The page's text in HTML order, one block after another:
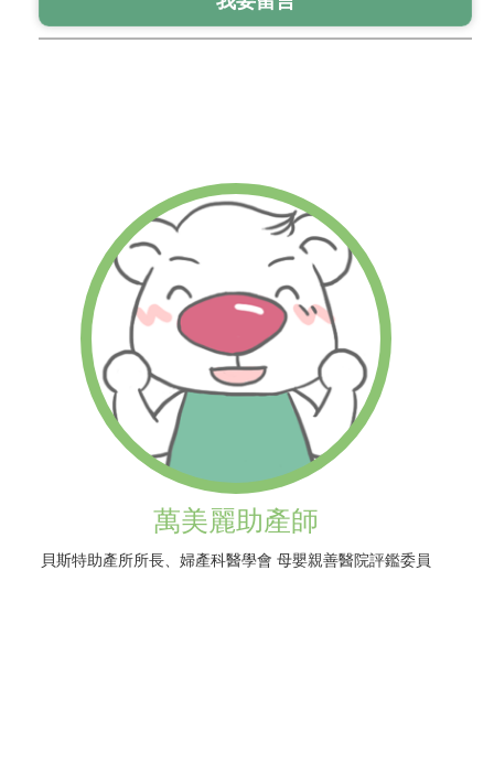
萬美麗助產師
貝斯特助產所所長、婦產科醫學會 母嬰親善醫院評鑑委員